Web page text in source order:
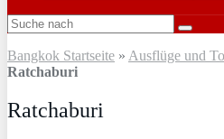
Bangkok Startseite » Ausflüge und
Ratchaburi
Ratchaburi